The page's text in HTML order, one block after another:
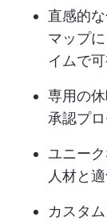
直感的
マップ
イムで可
専用の
承認プ
ユニー
人材と
カスタ